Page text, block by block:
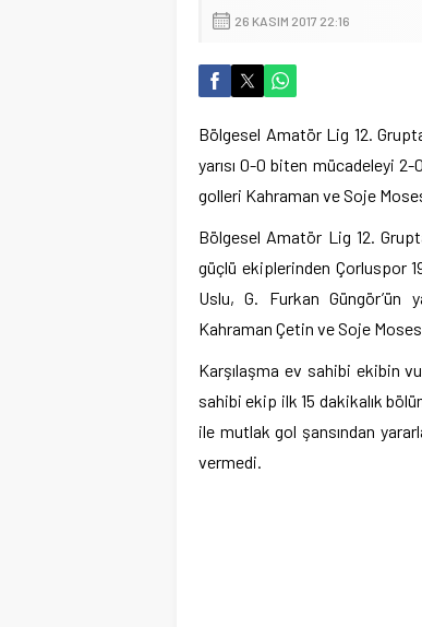
26 KASIM 2017 22:16
Bölgesel Amatör Lig 12.
yarısı 0-0 biten mücadeleyi
golleri Kahraman ve Soje
Bölgesel Amatör Lig 12.
güçlü ekiplerinden Çorluspor
Uslu, G. Furkan Güngör’ün
Kahraman Çetin ve Soje Moses
Karşılaşma ev sahibi ekibin
sahibi ekip ilk 15 dakikalık
ile mutlak gol şansından
vermedi.